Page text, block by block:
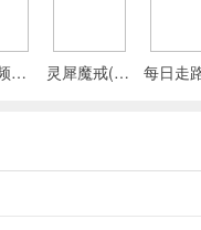
福桔视频最新手机版 灵犀魔戒(运动睡眠管家)